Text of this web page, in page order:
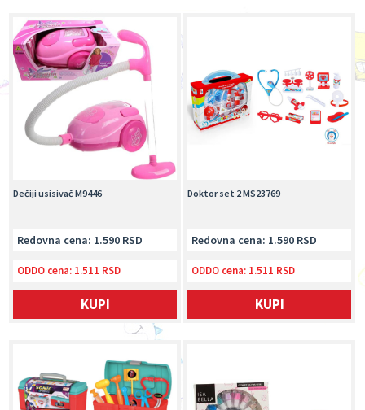
Doktor set 2 MS23769
Redovna cena: 1.590 RSD
ODDO cena: 1.511 RSD
KUPI
Dečiji usisivač M9446
Redovna cena: 1.590 RSD
ODDO cena: 1.511 RSD
KUPI